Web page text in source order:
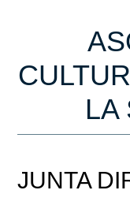
LA
JUNTA